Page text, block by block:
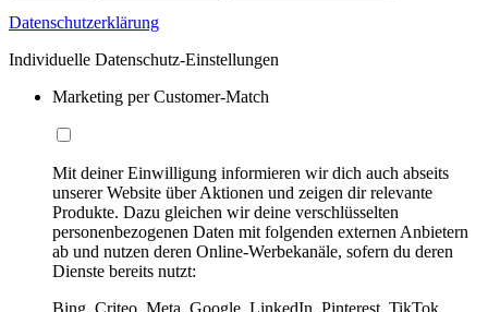
Datenschutzerklärung
Individuelle Datenschutz-Einstellungen
Marketing per Customer-Match
Mit deiner Einwilligung informieren wir dich auch abseits
unserer Website über Aktionen und zeigen dir relevante
Produkte. Dazu gleichen wir deine verschlüsselten
personenbezogenen Daten mit folgenden externen Anbietern
ab und nutzen deren Online-Werbekanäle, sofern du deren
Dienste bereits nutzt:
Bing, Criteo, Meta, Google, LinkedIn, Pinterest, TikTok